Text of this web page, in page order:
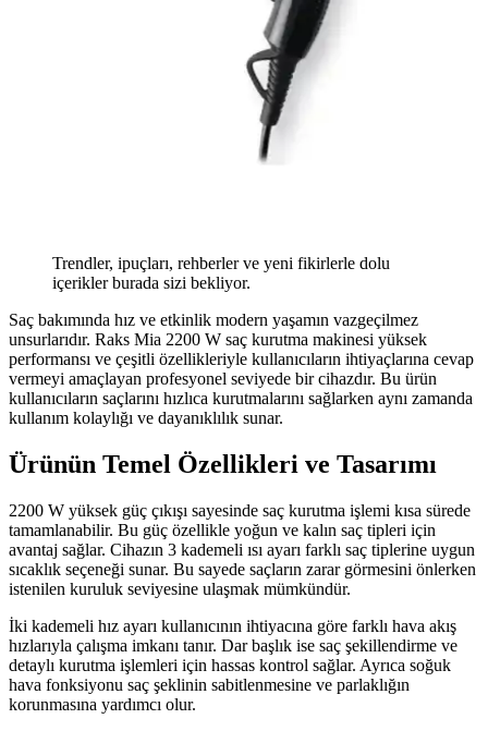
Trendler, ipuçları, rehberler ve yeni fikirlerle dolu
içerikler burada sizi bekliyor.
Saç bakımında hız ve etkinlik modern yaşamın vazgeçilmez
unsurlarıdır. Raks Mia 2200 W saç kurutma makinesi yüksek
performansı ve çeşitli özellikleriyle kullanıcıların ihtiyaçlarına cevap
vermeyi amaçlayan profesyonel seviyede bir cihazdır. Bu ürün
kullanıcıların saçlarını hızlıca kurutmalarını sağlarken aynı zamanda
kullanım kolaylığı ve dayanıklılık sunar.
Ürünün Temel Özellikleri ve Tasarımı
2200 W yüksek güç çıkışı sayesinde saç kurutma işlemi kısa sürede
tamamlanabilir. Bu güç özellikle yoğun ve kalın saç tipleri için
avantaj sağlar. Cihazın 3 kademeli ısı ayarı farklı saç tiplerine uygun
sıcaklık seçeneği sunar. Bu sayede saçların zarar görmesini önlerken
istenilen kuruluk seviyesine ulaşmak mümkündür.
İki kademeli hız ayarı kullanıcının ihtiyacına göre farklı hava akış
hızlarıyla çalışma imkanı tanır. Dar başlık ise saç şekillendirme ve
detaylı kurutma işlemleri için hassas kontrol sağlar. Ayrıca soğuk
hava fonksiyonu saç şeklinin sabitlenmesine ve parlaklığın
korunmasına yardımcı olur.